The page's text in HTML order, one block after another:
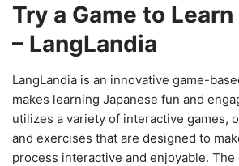
Try a Game to
– LangLandia
LangLandia is an innovative game-
makes learning Japanese fun and
utilizes a variety of interactive games,
and exercises that are designed to
process interactive and enjoyable. The